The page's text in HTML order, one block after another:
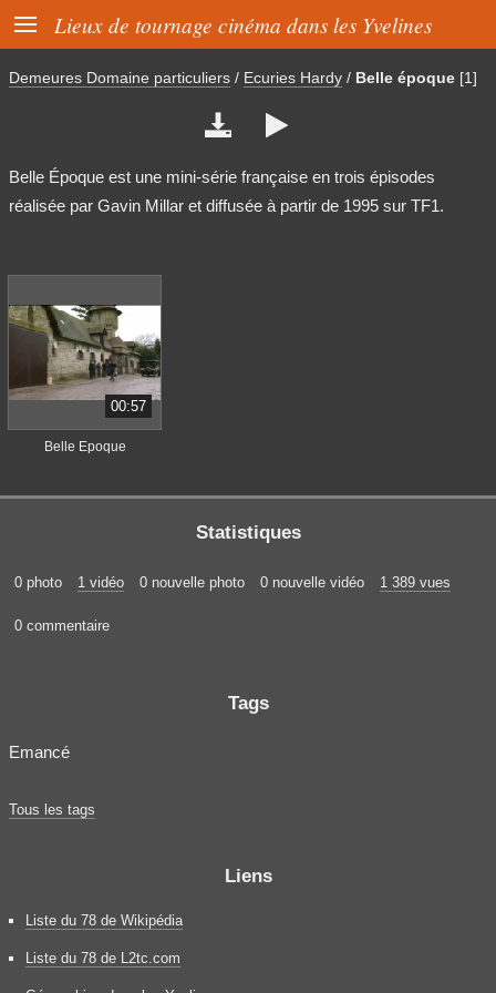
 Lieux de tournage cinéma dans les Yvelines
Demeures Domaine particuliers / Ecuries Hardy / Belle époque [1]
 
Belle Époque est une mini-série française en trois épisodes
réalisée par Gavin Millar et diffusée à partir de 1995 sur TF1.
00:57
Belle Epoque
Statistiques
0 photo 1 vidéo 0 nouvelle photo 0 nouvelle vidéo 1 389 vues
0 commentaire
Tags
Emancé
Tous les tags
Liens
Liste du 78 de Wikipédia
Liste du 78 de L2tc.com